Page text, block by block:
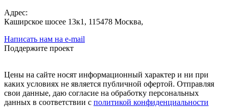
Адрес:
Каширское шосее 13к1, 115478 Москва,
Написать нам на e-mail
Поддержите проект
Цены на сайте носят информационный характер и ни при
каких условиях не является публичной офертой. Отправляя
свои данные, даю согласие на обработку персональных
данных в соответствии с политикой конфиденциальности